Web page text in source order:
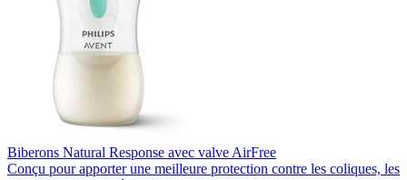
Biberons Natural Response avec valve AirFree
Conçu pour apporter une meilleure protection contre les coliques, les